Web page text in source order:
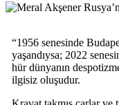
“1956 senesinde
yaşandıysa; 2022
hür dünyanın
ilgisiz oluşudur.